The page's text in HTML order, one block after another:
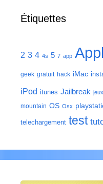
Étiquettes
2 3 4 4s 5 7 app
geek gratuit hack iMac
iPod itunes Jailbreak jeux
mountain OS Osx
telechargement test